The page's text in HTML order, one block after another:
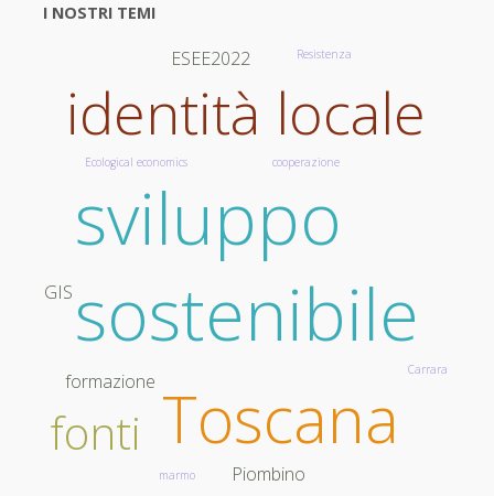
I NOSTRI TEMI
sviluppo
sostenibile
Toscana
identità locale
fonti
formazione
GIS
ESEE2022
Piombino
cooperazione
Resistenza
Carrara
Ecological economics
marmo